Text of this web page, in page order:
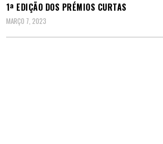
1ª EDIÇÃO DOS PRÉMIOS CURTAS
MARÇO 7, 2023